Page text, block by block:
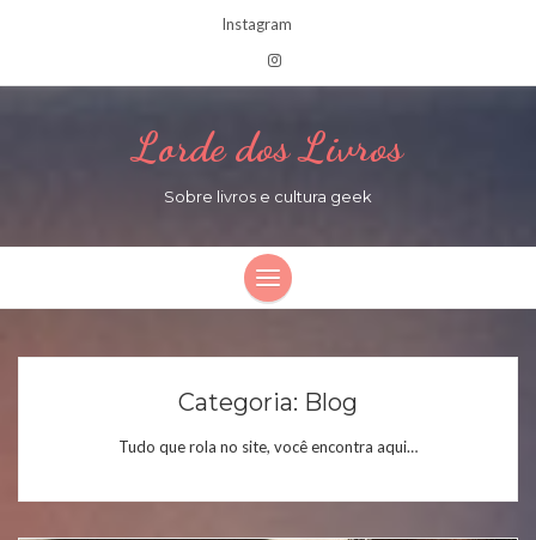
Instagram
Lorde dos Livros
Sobre livros e cultura geek
Categoria: Blog
Tudo que rola no site, você encontra aqui…